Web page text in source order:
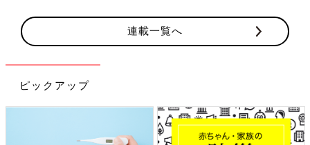
連載一覧へ
ピックアップ